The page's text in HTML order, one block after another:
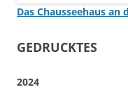
Das Chausseehaus an
GEDRUCKTES
2024